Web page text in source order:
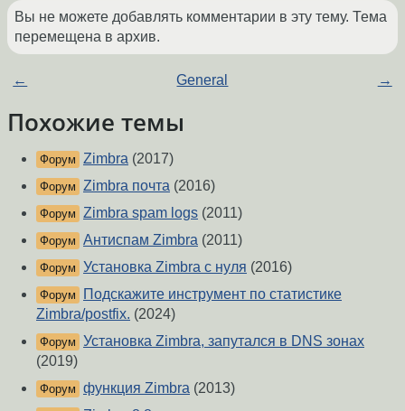
Вы не можете добавлять комментарии в эту тему. Тема
перемещена в архив.
← General →
Похожие темы
Форум Zimbra (2017)
Форум Zimbra почта (2016)
Форум Zimbra spam logs (2011)
Форум Антиспам Zimbra (2011)
Форум Установка Zimbra с нуля (2016)
Форум
Подскажите инструмент по статистике
Zimbra/postfix. (2024)
Форум Установка Zimbra, запутался в DNS зонах
(2019)
Форум функция Zimbra (2013)